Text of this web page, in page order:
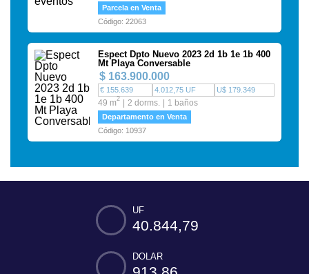
Parcela en Venta
Código: 22063
Espect Dpto Nuevo 2023 2d 1b 1e 1b 400
Mt Playa Conversable
$ 163.900.000
€ 155.639 4.012,75 UF U$ 179.349
49 m2 2 dorms. 1 baños
Departamento en Venta
Código: 10937
UF
40.844,79
DOLAR